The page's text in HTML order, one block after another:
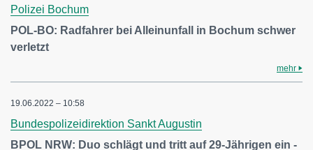
Polizei Bochum
POL-BO: Radfahrer bei Alleinunfall in Bochum schwer
verletzt
mehr
19.06.2022 – 10:58
Bundespolizeidirektion Sankt Augustin
BPOL NRW: Duo schlägt und tritt auf 29-Jährigen ein -